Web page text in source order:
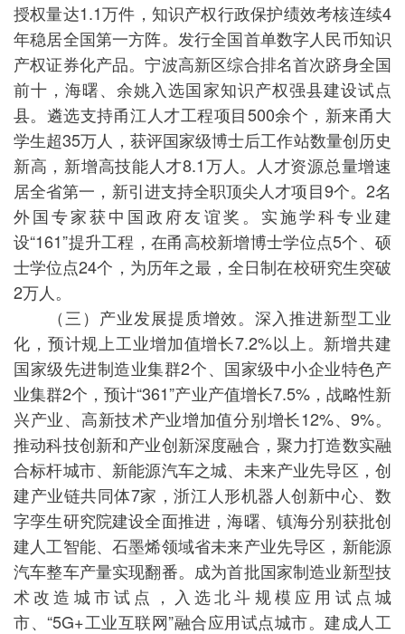
授权量达1.1万件，知识产权行政保护绩效考核连续4
年稳居全国第一方阵。发行全国首单数字人民币知识
产权证券化产品。宁波高新区综合排名首次跻身全国
前十，海曙、余姚入选国家知识产权强县建设试点
县。遴选支持甬江人才工程项目500余个，新来甬大
学生超35万人，获评国家级博士后工作站数量创历史
新高，新增高技能人才8.1万人。人才资源总量增速
居全省第一，新引进支持全职顶尖人才项目9个。2名
外国专家获中国政府友谊奖。实施学科专业建
设“161”提升工程，在甬高校新增博士学位点5个、硕
士学位点24个，为历年之最，全日制在校研究生突破
2万人。
（三）产业发展提质增效。深入推进新型工业
化，预计规上工业增加值增长7.2%以上。新增共建
国家级先进制造业集群2个、国家级中小企业特色产
业集群2个，预计“361”产业产值增长7.5%，战略性新
兴产业、高新技术产业增加值分别增长12%、9%。
推动科技创新和产业创新深度融合，聚力打造数实融
合标杆城市、新能源汽车之城、未来产业先导区，创
建产业链共同体7家，浙江人形机器人创新中心、数
字孪生研究院建设全面推进，海曙、镇海分别获批创
建人工智能、石墨烯领域省未来产业先导区，新能源
汽车整车产量实现翻番。成为首批国家制造业新型技
术改造城市试点，入选北斗规模应用试点城
市、“5G+工业互联网”融合应用试点城市。建成人工